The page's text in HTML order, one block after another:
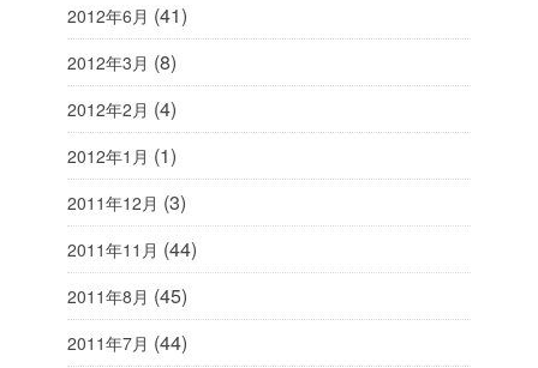
2012年6月 (41)
2012年3月 (8)
2012年2月 (4)
2012年1月 (1)
2011年12月 (3)
2011年11月 (44)
2011年8月 (45)
2011年7月 (44)